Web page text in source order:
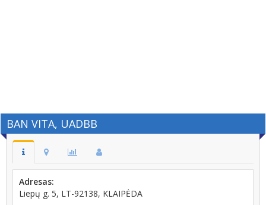
BAN VITA, UADBB
Adresas:
Liepų g. 5, LT-92138, KLAIPĖDA